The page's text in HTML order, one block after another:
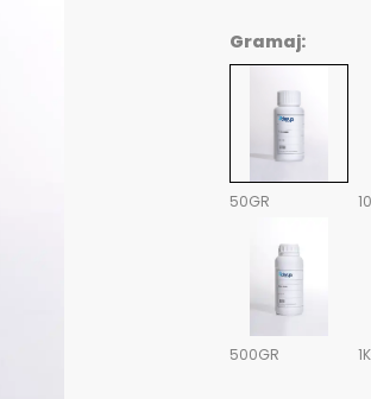
Gramaj:
50GR
500GR